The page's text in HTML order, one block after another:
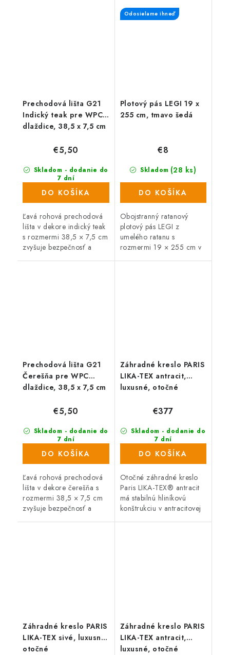
rýchlou jednoduchou
montážou. Vonkajšie
Prechodová lišta G21
Indický teak pre WPC
dlaždice, 38,5 x 7,5 cm
Skladom - dodanie do
7 dní
(46 ks)
€5,50
DO KOŠÍKA
Ľavá rohová prechodová
lišta v dekore indický teak
s rozmermi 38,5 × 7,5 cm
zvyšuje bezpečnosť a
Plotový pás LEGI 19 x
255 cm, tmavo šedá
Odosielame ihneď
Skladom (28 ks)
€8
DO KOŠÍKA
Obojstranný ratanový
plotový pás LEGI z
umelého ratanu s
rozmermi 19 × 255 cm v
Prechodová lišta G21
Čerešňa pre WPC
dlaždice, 38,5 x 7,5 cm
Skladom - dodanie do
7 dní
(39 ks)
€5,50
DO KOŠÍKA
Ľavá rohová prechodová
lišta v dekore čerešňa s
rozmermi 38,5 × 7,5 cm
zvyšuje bezpečnosť a
Záhradné kreslo PARIS
LIKA-TEX antracit,
luxusné, otočné
Skladom - dodanie do
7 dní
(2 ks)
€377
DO KOŠÍKA
Otočné záhradné kreslo
Paris LIKA-TEX® antracit
má stabilnú hliníkovú
konštrukciu v antracitovej
Záhradné kreslo PARIS
LIKA-TEX sivé, luxusné,
otočné
Záhradné kreslo PARIS
LIKA-TEX antracit,
luxusné, otočné